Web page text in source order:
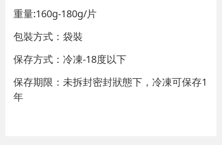
重量:160g-180g/片
包裝方式：袋裝
保存方式：冷凍-18度以下
保存期限：未拆封密封狀態下，冷凍可保存1
年